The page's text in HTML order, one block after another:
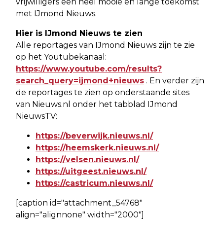
vrijwilligers een heel mooie en lange toekomst
met IJmond Nieuws.
Hier is IJmond Nieuws te zien
Alle reportages van IJmond Nieuws zijn te zie
op het Youtubekanaal:
https://www.youtube.com/results?
search_query=ijmond+nieuws . En verder zijn
de reportages te zien op onderstaande sites
van Nieuws.nl onder het tabblad IJmond
NieuwsTV:
https://beverwijk.nieuws.nl/
https://heemskerk.nieuws.nl/
https://velsen.nieuws.nl/
https://uitgeest.nieuws.nl/
https://castricum.nieuws.nl/
[caption id="attachment_54768"
align="alignnone" width="2000"]